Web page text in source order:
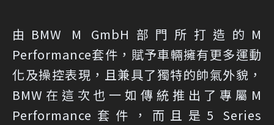
由BMW M GmbH部門所打造的M
Performance套件，賦予車輛擁有更多運動
化及操控表現，且兼具了獨特的帥氣外貌，
BMW在這次也一如傳統推出了專屬M
Performance套件，而且是5 Series